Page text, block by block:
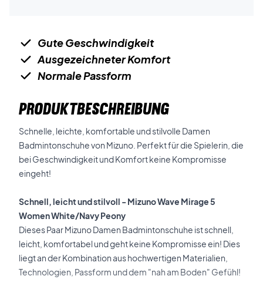
Gute Geschwindigkeit
Ausgezeichneter Komfort
Normale Passform
PRODUKTBESCHREIBUNG
Schnelle, leichte, komfortable und stilvolle Damen
Badmintonschuhe von Mizuno. Perfekt für die Spielerin, die
bei Geschwindigkeit und Komfort keine Kompromisse
eingeht!
Schnell, leicht und stilvoll - Mizuno Wave Mirage 5
Women White/Navy Peony
Dieses Paar Mizuno Damen Badmintonschuhe ist schnell,
leicht, komfortabel und geht keine Kompromisse ein! Dies
liegt an der Kombination aus hochwertigen Materialien,
Technologien, Passform und dem "nah am Boden" Gefühl!